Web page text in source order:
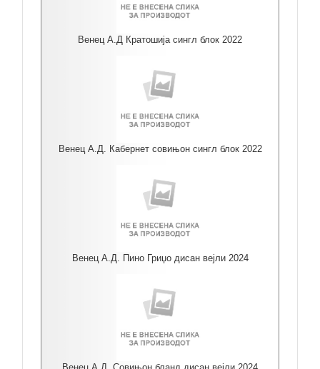
Венец А.Д Кратошија сингл блок 2022
Венец А.Д. Кабернет совињон сингл блок 2022
Венец А.Д. Пино Гриџо дисан вејли 2024